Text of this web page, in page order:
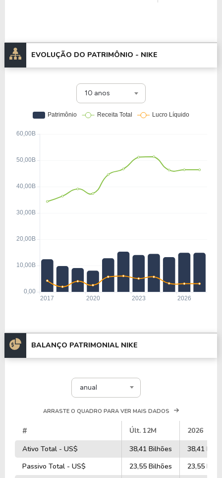
EVOLUÇÃO DO PATRIMÔNIO - NIKE
10 anos
BALANÇO PATRIMONIAL NIKE
anual
ARRASTE O QUADRO PARA VER MAIS DADOS
# Últ. 12M
2026
Ativo Total - US$
38,41 Bilhões
38,41
Passivo Total - US$
23,55 Bilhões
23,55